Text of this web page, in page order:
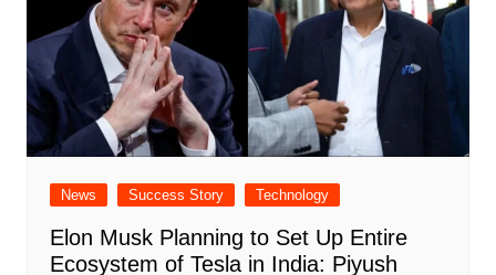
News Success Story Technology
Elon Musk Planning to Set Up Entire
Ecosystem of Tesla in India: Piyush